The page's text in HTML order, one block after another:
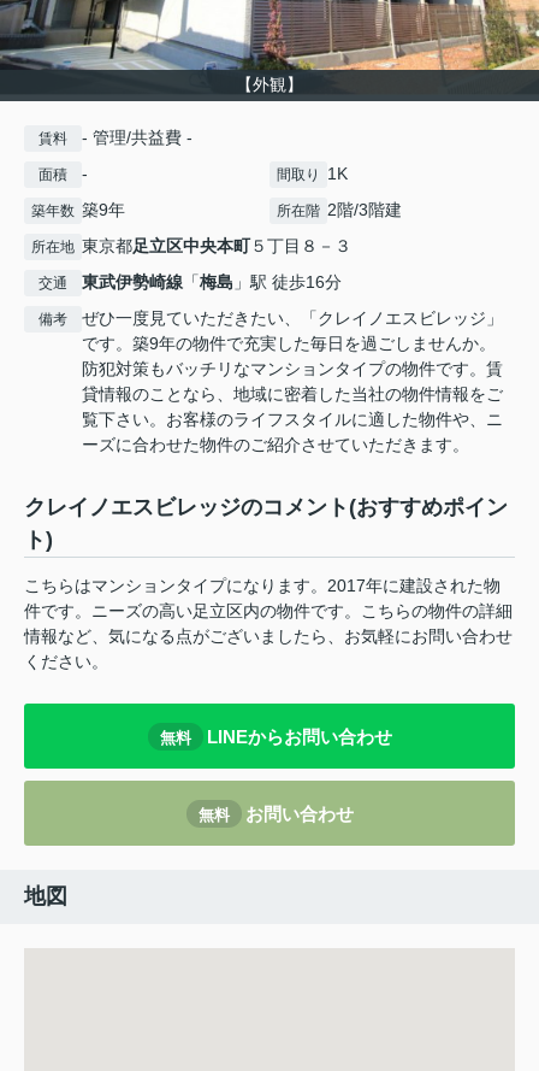
【外観】
賃料 - 管理/共益費 -
面積 - 間取り 1K
築年数 築9年 所在階 2階/3階建
所在地 東京都足立区中央本町５丁目８－３
交通 東武伊勢崎線 「梅島 」駅 徒歩16分
備考
ぜひ一度見ていただきたい、「クレイノエスビレッジ」
です。築9年の物件で充実した毎日を過ごしませんか。
防犯対策もバッチリなマンションタイプの物件です。賃
貸情報のことなら、地域に密着した当社の物件情報をご
覧下さい。お客様のライフスタイルに適した物件や、ニ
ーズに合わせた物件のご紹介させていただきます。
クレイノエスビレッジのコメント(おすすめポイン
ト)
こちらはマンションタイプになります。2017年に建設された物
件です。ニーズの高い足立区内の物件です。こちらの物件の詳細
情報など、気になる点がございましたら、お気軽にお問い合わせ
ください。
無料 LINEからお問い合わせ
無料 お問い合わせ
地図